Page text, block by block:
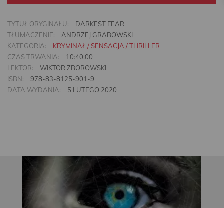
TYTUŁ ORYGINAŁU:
DARKEST FEAR
TŁUMACZENIE:
ANDRZEJ GRABOWSKI
KATEGORIA:
KRYMINAŁ / SENSACJA / THRILLER
CZAS TRWANIA:
10:40:00
LEKTOR:
WIKTOR ZBOROWSKI
ISBN:
978-83-8125-901-9
DATA WYDANIA:
5 LUTEGO 2020